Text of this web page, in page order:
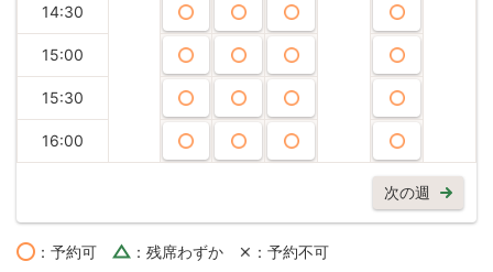
14:30
15:00
15:30
16:00
次の週
：予約可 ：残席わずか ：予約不可